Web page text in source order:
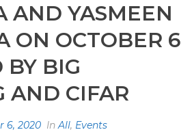
AND YASMEEN
ON OCTOBER 6
BY BIG
AND CIFAR
6, 2020 InAll, Events